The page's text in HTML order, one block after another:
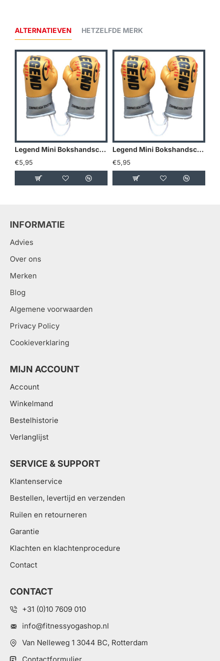
ALTERNATIEVEN HETZELFDE MERK
Legend Mini Bokshandschoenen - Goud/Geel
€5,95
Legend Mini Bokshandschoenen - Holland
€5,95
INFORMATIE
Advies
Over ons
Merken
Blog
Algemene voorwaarden
Privacy Policy
Cookieverklaring
MIJN ACCOUNT
Account
Winkelmand
Bestelhistorie
Verlanglijst
SERVICE & SUPPORT
Klantenservice
Bestellen, levertijd en verzenden
Ruilen en retourneren
Garantie
Klachten en klachtenprocedure
Contact
CONTACT
+31 (0)10 7609 010
info@fitnessyogashop.nl
Van Nelleweg 1 3044 BC, Rotterdam